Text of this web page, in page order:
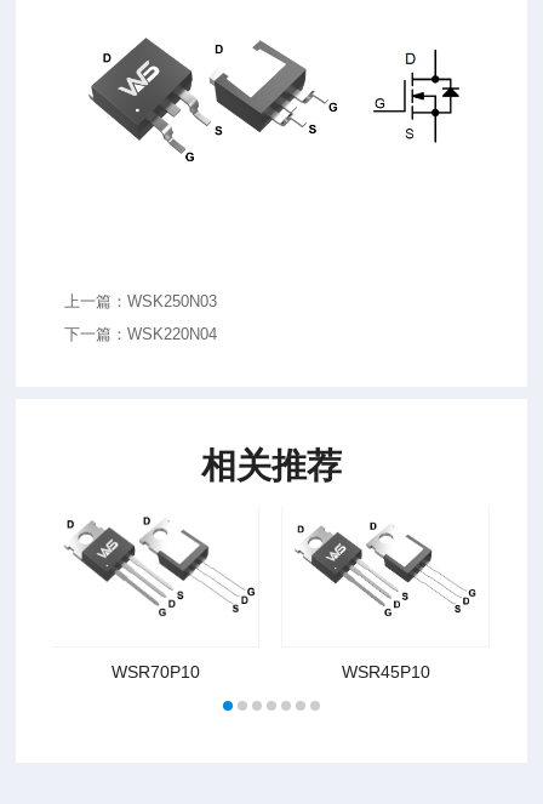
上一篇：WSK250N03
下一篇：WSK220N04
相关推荐
WSR70P10 WSR45P10